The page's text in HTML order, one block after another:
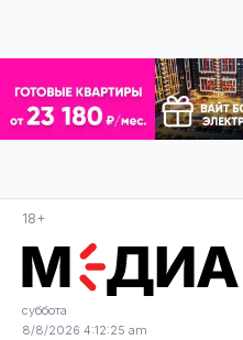
18+
суббота
8/8/2026 4:12:25 am